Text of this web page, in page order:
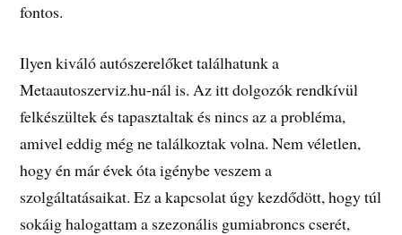
fontos.
Ilyen kiváló autószerelőket találhatunk a
Metaautoszerviz.hu-nál is. Az itt dolgozók rendkívül
felkészültek és tapasztaltak és nincs az a probléma,
amivel eddig még ne találkoztak volna. Nem véletlen,
hogy én már évek óta igénybe veszem a
szolgáltatásaikat. Ez a kapcsolat úgy kezdődött, hogy túl
sokáig halogattam a szezonális gumiabroncs cserét,